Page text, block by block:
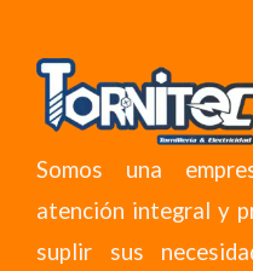
Somos una
atención integral y
suplir sus